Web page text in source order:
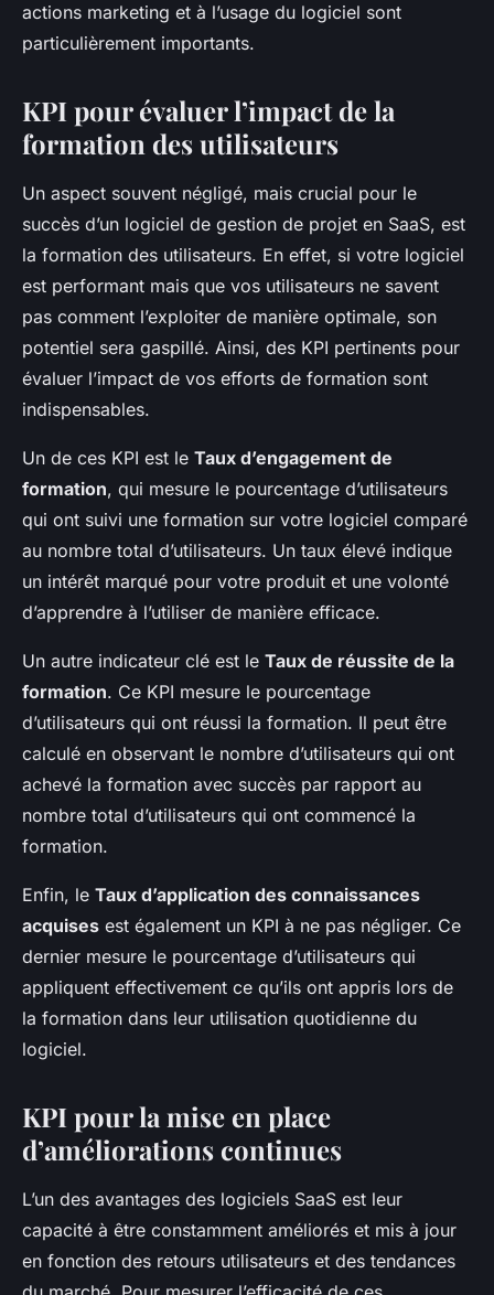
actions marketing et à l’usage du logiciel sont
particulièrement importants.
KPI pour évaluer l’impact de la
formation des utilisateurs
Un aspect souvent négligé, mais crucial pour le
succès d’un logiciel de gestion de projet en SaaS, est
la formation des utilisateurs. En effet, si votre logiciel
est performant mais que vos utilisateurs ne savent
pas comment l’exploiter de manière optimale, son
potentiel sera gaspillé. Ainsi, des KPI pertinents pour
évaluer l’impact de vos efforts de formation sont
indispensables.
Un de ces KPI est le Taux d’engagement de
formation, qui mesure le pourcentage d’utilisateurs
qui ont suivi une formation sur votre logiciel comparé
au nombre total d’utilisateurs. Un taux élevé indique
un intérêt marqué pour votre produit et une volonté
d’apprendre à l’utiliser de manière efficace.
Un autre indicateur clé est le Taux de réussite de la
formation. Ce KPI mesure le pourcentage
d’utilisateurs qui ont réussi la formation. Il peut être
calculé en observant le nombre d’utilisateurs qui ont
achevé la formation avec succès par rapport au
nombre total d’utilisateurs qui ont commencé la
formation.
Enfin, le Taux d’application des connaissances
acquises est également un KPI à ne pas négliger. Ce
dernier mesure le pourcentage d’utilisateurs qui
appliquent effectivement ce qu’ils ont appris lors de
la formation dans leur utilisation quotidienne du
logiciel.
KPI pour la mise en place
d’améliorations continues
L’un des avantages des logiciels SaaS est leur
capacité à être constamment améliorés et mis à jour
en fonction des retours utilisateurs et des tendances